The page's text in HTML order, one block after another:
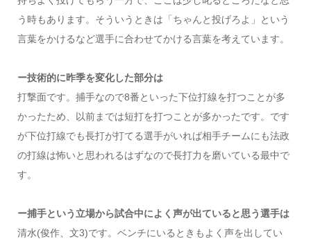
う時もあります。そういうときは「ちゃんと投げろよ」という
言葉をかけるなど選手に合わせてかける言葉を考えています。
ー技術的に昨季を変化した部分は
打撃面です。捕手なので8番といった下位打線を打つことが多
かったため、以前までは短打を打つことが多かったです。です
が下位打線でも長打が打てる選手がいれば相手チームにも法政
の打線は怖いと思われるはずなので長打力を磨いている最中で
す。
ー捕手という立場から試合中によく声が出ていると思う選手は
清水(俊作、文3)です。ベンチにいるときもよく声を出してい